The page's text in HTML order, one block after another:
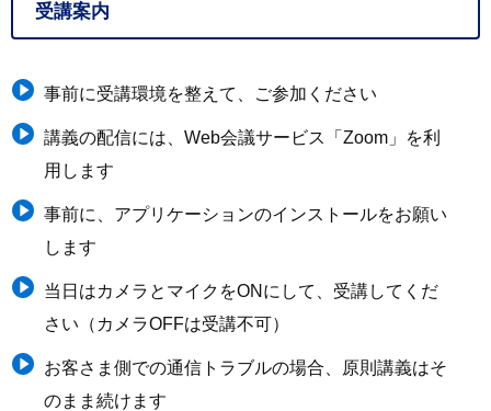
受講案内
事前に受講環境を整えて、ご参加ください
講義の配信には、Web会議サービス「Zoom」を利
用します
事前に、アプリケーションのインストールをお願い
します
当日はカメラとマイクをONにして、受講してくだ
さい（カメラOFFは受講不可）
お客さま側での通信トラブルの場合、原則講義はそ
のまま続けます